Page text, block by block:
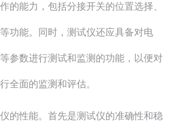
的能力，包括分接开关的位置选择、
功能。同时，测试仪还应具备对电
参数进行测试和监测的功能，以便对
全面的监测和评估。
的性能。首先是测试仪的准确性和稳